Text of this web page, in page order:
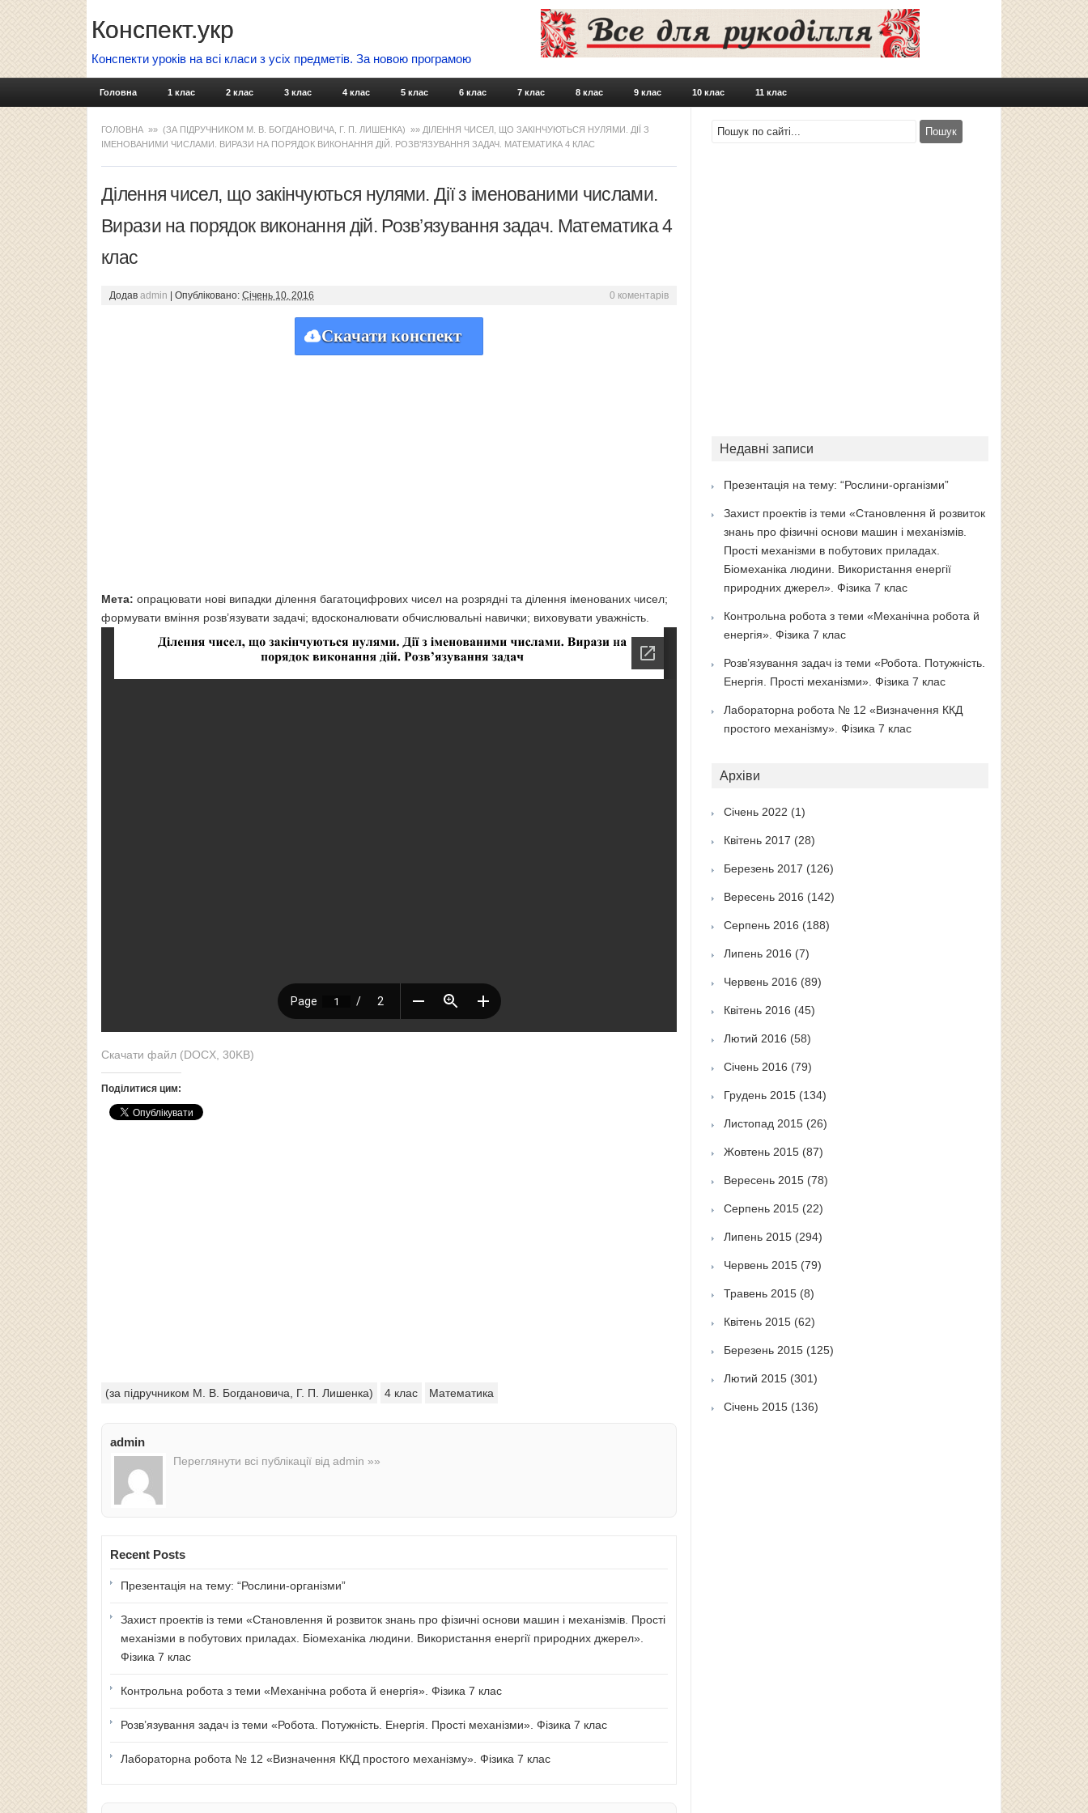
Конспект.укр
Конспекти уроків на всі класи з усіх предметів. За новою програмою
Skip to content
Головна 1 клас 2 клас 3 клас 4 клас 5 клас 6 клас 7 клас 8 клас 9 клас 10 клас 11 клас
ГОЛОВНА »» (ЗА ПІДРУЧНИКОМ М. В. БОГДАНОВИЧА, Г. П. ЛИШЕНКА) »» ДІЛЕННЯ ЧИСЕЛ, ЩО ЗАКІНЧУЮТЬСЯ НУЛЯМИ. ДІЇ З
ІМЕНОВАНИМИ ЧИСЛАМИ. ВИРАЗИ НА ПОРЯДОК ВИКОНАННЯ ДІЙ. РОЗВ’ЯЗУВАННЯ ЗАДАЧ. МАТЕМАТИКА 4 КЛАС
Ділення чисел, що закінчуються нулями. Дії з іменованими числами.
Вирази на порядок виконання дій. Розв’язування задач. Математика 4
клас
Додав admin Опубліковано: Січень 10, 2016 0 коментарів
Скачати конспект
Мета: опрацювати нові випадки ділення багатоцифрових чисел на розрядні та ділення іменованих чисел;
формувати вміння розв’язувати задачі; вдосконалювати обчислювальні навички; виховувати уважність.
Скачати файл (DOCX, 30KB)
Поділитися цим:
(за підручником М. В. Богдановича, Г. П. Лишенка) 4 клас Математика
admin
Переглянути всі публікації від admin »»
Recent Posts
Презентація на тему: “Рослини-організми”
Захист проектів із теми «Становлення й розвиток знань про фізичні основи машин і механізмів. Прості
механізми в побутових приладах. Біомеханіка людини. Використання енергії природних джерел».
Фізика 7 клас
Контрольна робота з теми «Механічна робота й енергія». Фізика 7 клас
Розв’язування задач із теми «Робота. Потужність. Енергія. Прості механізми». Фізика 7 клас
Лабораторна робота № 12 «Визначення ККД простого механізму». Фізика 7 клас
Недавні записи
Презентація на тему: “Рослини-організми”
Захист проектів із теми «Становлення й розвиток
знань про фізичні основи машин і механізмів.
Прості механізми в побутових приладах.
Біомеханіка людини. Використання енергії
природних джерел». Фізика 7 клас
Контрольна робота з теми «Механічна робота й
енергія». Фізика 7 клас
Розв’язування задач із теми «Робота. Потужність.
Енергія. Прості механізми». Фізика 7 клас
Лабораторна робота № 12 «Визначення ККД
простого механізму». Фізика 7 клас
Архіви
Січень 2022 (1)
Квітень 2017 (28)
Березень 2017 (126)
Вересень 2016 (142)
Серпень 2016 (188)
Липень 2016 (7)
Червень 2016 (89)
Квітень 2016 (45)
Лютий 2016 (58)
Січень 2016 (79)
Грудень 2015(134)
Листопад 2015(26)
Жовтень 2015(87)
Вересень 2015(78)
Серпень 2015(22)
Липень 2015(294)
Червень 2015(79)
Травень 2015(8)
Квітень 2015(62)
Березень 2015(125)
Лютий 2015(301)
Січень 2015(136)